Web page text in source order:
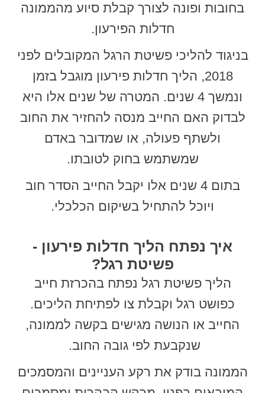
בחובות ופונה לצורך קבלת סיוע מהממונה
חדלות הפירעון.
בניגוד להליכי פשיטת הרגל המקובלים לפני
2018, הליך חדלות פירעון מוגבל בזמן
ונמשך 4 שנים. המטרה של שנים אלו היא
לבדוק האם החייב מנסה להחזיר את החוב
ולשתף פעולה, או שמדובר באדם
שמשתמש בחוק לטובתו.
בתום 4 שנים אלו יקבל החייב הסדר חוב
ויוכל להתחיל בשיקום הכלכלי.
איך נפתח הליך חדלות פירעון -
פשיטת רגל?
הליך פשיטת רגל נפתח בהכרזת חייב
כפושט רגל וקבלת צו לפתיחת הליכים.
החייב או הנושה מגישים בקשה לממונה,
שנקבעת לפי גובה החוב.
הממונה בודק את רקע העניינים והמסמכים